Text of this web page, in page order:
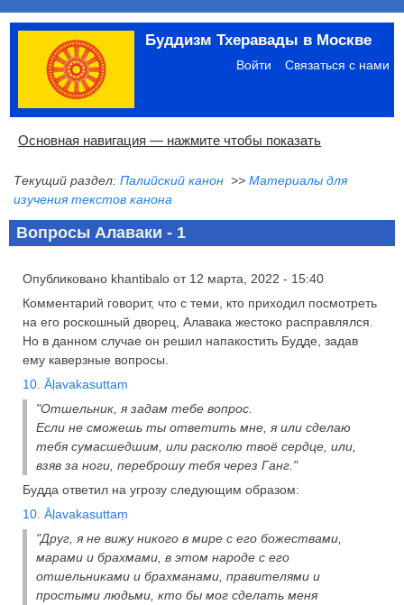
Перейти
основному
содержанию
Буддизм Тхеравады в Москве
Меню
учётной
записи
пользователя
Войти Связаться с нами
Основная
Основная навигация — нажмите чтобы показать
Главная
Община
Палийский канон
Язык пали
Материалы по темам
Современная литература
Блоги
Ссылки
Поиск
Текущий раздел: Палийский канон >> Материалы для
изучения текстов канона
Вопросы Алаваки - 1
Опубликовано khantibalo от 12 марта, 2022 - 15:40
Комментарий говорит, что с теми, кто приходил посмотреть
на его роскошный дворец, Алавака жестоко расправлялся.
Но в данном случае он решил напакостить Будде, задав
ему каверзные вопросы.
10. Āḷavakasuttaṃ
"Отшельник, я задам тебе вопрос.
Если не сможешь ты ответить мне, я или сделаю
тебя сумасшедшим, или расколю твоё сердце, или,
взяв за ноги, переброшу тебя через Ганг."
Будда ответил на угрозу следующим образом:
10. Āḷavakasuttaṃ
"Друг, я не вижу никого в мире с его божествами,
марами и брахмами, в этом народе с его
отшельниками и брахманами, правителями и
простыми людьми, кто бы мог сделать меня